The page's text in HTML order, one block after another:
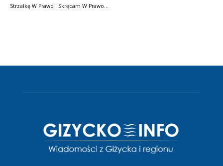
Strzałkę W Prawo I Skręcam W Prawo…